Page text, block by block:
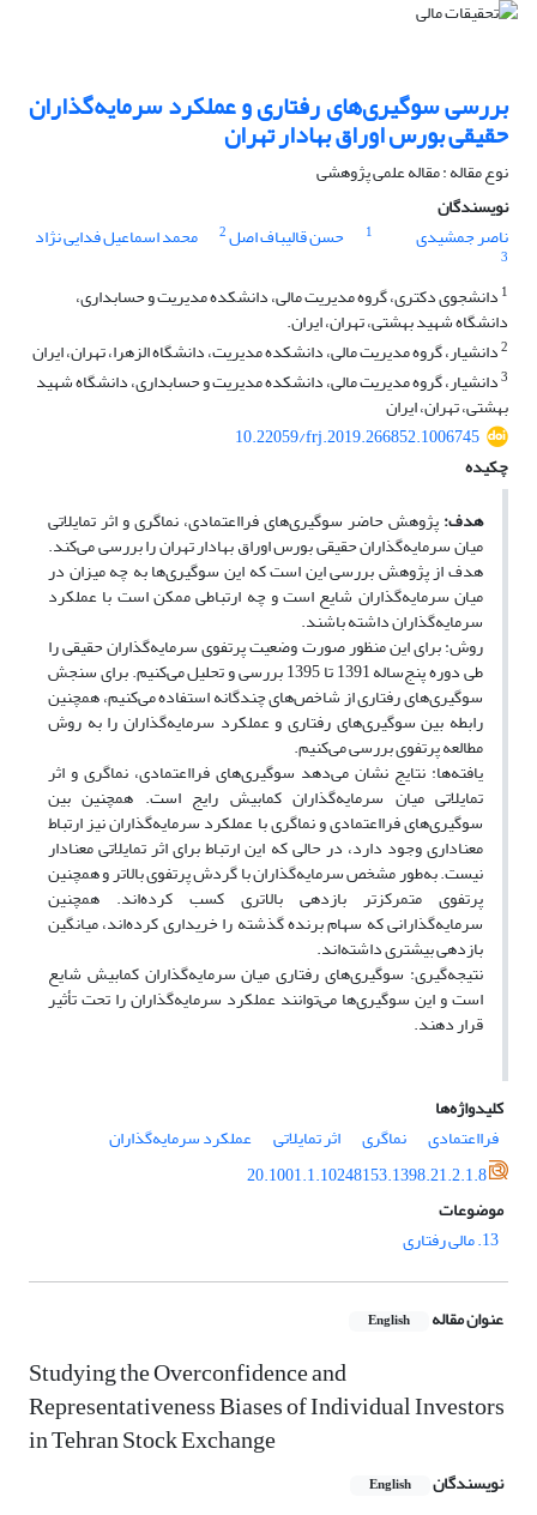
بررسی سوگیری‌های رفتاری و عملکرد سرمایه‌گذاران
حقیقی بورس اوراق بهادار تهران
نوع مقاله : مقاله علمی پژوهشی
نویسندگان
ناصر جمشیدی
1 حسن قالیباف اصل2 محمد اسماعیل فدایی نژاد
3
1 دانشجوی دکتری، گروه مدیریت مالی، دانشکده مدیریت و حسابداری،
دانشگاه شهید بهشتی، تهران، ایران.
2دانشیار، گروه مدیریت مالی، دانشکده مدیریت، دانشگاه الزهرا، تهران، ایران
3دانشیار، گروه مدیریت مالی، دانشکده مدیریت و حسابداری، دانشگاه شهید
بهشتی، تهران، ایران
10.22059/frj.2019.266852.1006745
چکیده
هدف:پژوهش حاضر سوگیری‌های فرااعتمادی، نماگری و اثر تمایلاتی
میان سرمایه‌گذاران حقیقی بورس اوراق بهادار تهران را بررسی می‌کند.
هدف از پژوهش بررسی این است که این سوگیری‌ها به چه میزان در
میان سرمایه‌گذاران شایع است و چه ارتباطی ممکن است با عملکرد
سرمایه‌گذاران داشته باشند.
روش: برای این منظور صورت وضعیت پرتفوی سرمایه‌گذاران حقیقی را
طی دوره پنج‌ساله 1391 تا 1395 بررسی و تحلیل می‌کنیم. برای سنجش
سوگیری‌های رفتاری از شاخص‌های چندگانه استفاده می‌کنیم، همچنین
رابطه بین سوگیری‌های رفتاری و عملکرد سرمایه‌گذاران را به روش
مطالعه پرتفوی بررسی می‌کنیم.
یافته‌ها: نتایج نشان می‌دهد سوگیری‌های فرااعتمادی، نماگری و اثر
تمایلاتی میان سرمایه‌گذاران کمابیش رایج است. همچنین بین
سوگیری‌های فرااعتمادی و نماگری با عملکرد سرمایه‌گذاران نیز ارتباط
معناداری وجود دارد، در حالی که این ارتباط برای اثر تمایلاتی معنادار
نیست. به‌طور مشخص سرمایه‌گذاران با گردش پرتفوی بالاتر و همچنین
پرتفوی متمرکزتر بازدهی بالاتری کسب کرده‌اند. همچنین
سرمایه‌گذارانی که سهام برنده گذشته را خریداری کرده‌اند، میانگین
بازدهی بیشتری داشته‌اند.
نتیجه‌گیری: سوگیری‌های رفتاری میان سرمایه‌گذاران کمابیش شایع
است و این سوگیری‌ها می‌توانند عملکرد سرمایه‌گذاران را تحت تأثیر
قرار دهند.
کلیدواژه‌ها
فرااعتمادی
نماگری اثر تمایلاتی
عملکرد سرمایه‌گذاران
20.1001.1.10248153.1398.21.2.1.8
موضوعات
13. مالی رفتاری
عنوان مقاله English
Studying the Overconfidence and
Representativeness Biases of Individual Investors
in Tehran Stock Exchange
نویسندگان English